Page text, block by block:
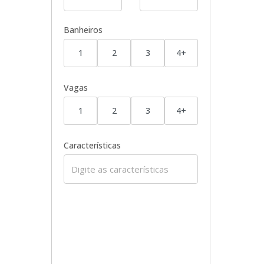
Banheiros
1 2 3 4+
Vagas
1 2 3 4+
Características